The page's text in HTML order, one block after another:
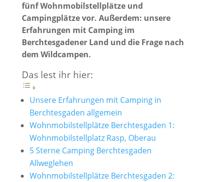
fünf Wohnmobilstellplätze und
Campingplätze vor. Außerdem: unsere
Erfahrungen mit Camping im
Berchtesgadener Land und die Frage nach
dem Wildcampen.
Das lest ihr hier:
Unsere Erfahrungen mit Camping in
Berchtesgaden allgemein
Wohnmobilstellplätze Berchtesgaden 1:
Wohnmobilstellplatz Rasp, Oberau
5 Sterne Camping Berchtesgaden
Allweglehen
Wohnmobilstellplätze Berchtesgaden 2: